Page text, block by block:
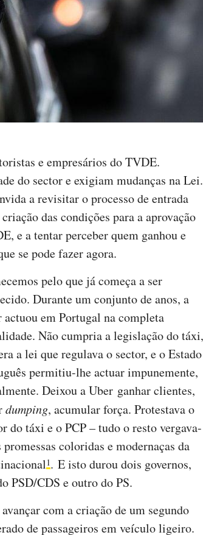
e empresários do TVDE.
do sector e exigiam mudanças na Lei.
a revisitar o processo de entrada
das condições para a aprovação
e a tentar perceber quem ganhou e
se pode fazer agora.
pelo que já começa a ser
Durante um conjunto de anos, a
actuou em Portugal na completa
Não cumpria a legislação do táxi,
a lei que regulava o sector, e o Estado
permitiu-lhe actuar impunemente,
Deixou a Uber ganhar clientes,
dumping, acumular força. Protestava o
do táxi e o PCP – tudo o resto vergava-
promessas coloridas e modernaças da
1. E isto durou dois governos,
PSD/CDS e outro do PS.
com a criação de um segundo
de passageiros em veículo ligeiro.